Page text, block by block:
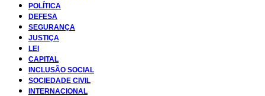
POLÍTICA
DEFESA
SEGURANÇA
JUSTIÇA
LEI
CAPITAL
INCLUSÃO SOCIAL
SOCIEDADE CIVIL
INTERNACIONAL